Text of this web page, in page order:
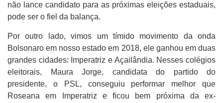
não lance candidato para as próximas eleições estaduais,
pode ser o fiel da balança.
Por outro lado, vimos um tímido movimento da onda
Bolsonaro em nosso estado em 2018, ele ganhou em duas
grandes cidades: Imperatriz e Açailândia. Nesses colégios
eleitorais, Maura Jorge, candidata do partido do
presidente, o PSL, conseguiu performar melhor que
Roseana em Imperatriz e ficou bem próxima da ex-